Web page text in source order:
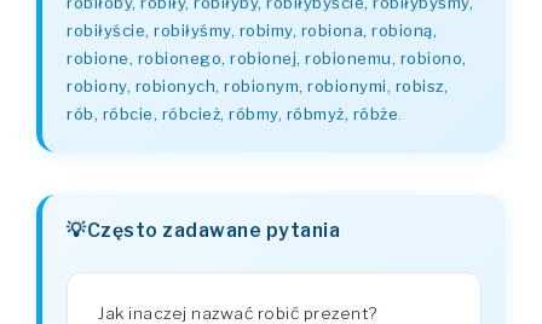
robiłyście, robiłyśmy, robimy, robiona, robioną,
robione, robionego, robionej, robionemu, robiono,
robiony, robionych, robionym, robionymi, robisz,
rób, róbcie, róbcież, róbmy, róbmyż, róbże
Często zadawane pytania
Jak inaczej nazwać robić prezent?